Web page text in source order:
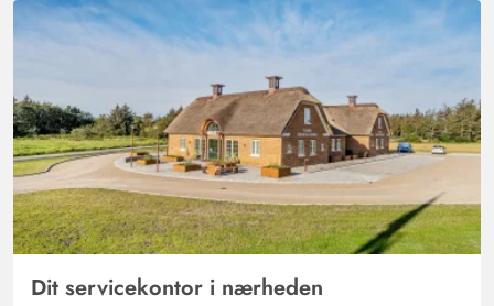
Dit servicekontor i nærheden